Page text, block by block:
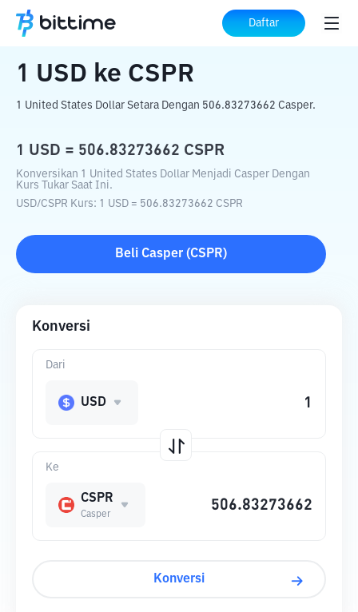
Daftar
Beranda Konverter Kripto ke CSPR
1 USD ke CSPR
1 United States Dollar Setara Dengan 506.83273662 Casper.
1 USD = 506.83273662 CSPR
Konversikan 1 United States Dollar Menjadi Casper Dengan
Kurs Tukar Saat Ini.
USD/CSPR Kurs: 1 USD = 506.83273662 CSPR
Beli Casper (CSPR)
Konversi
Ke
CSPR
Casper
Dari
USD
Konversi